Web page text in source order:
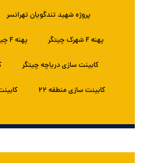
پروژه شهید تندگویان تهرانسر
پهنه F شهرک چیتگر پهنه F چیتگر
کابینت سازی دریاچه چیتگر
کابینت سازی منطقه ۲۲